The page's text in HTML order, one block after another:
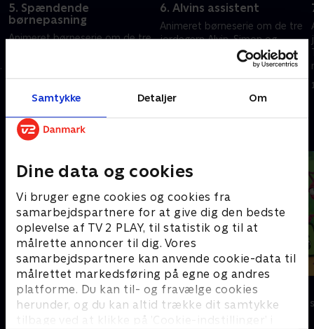
Samtykke Detaljer Om
Dine data og cookies
Vi bruger egne cookies og cookies fra
samarbejdspartnere for at give dig den bedste
oplevelse af TV 2 PLAY, til statistik og til at
målrette annoncer til dig. Vores
samarbejdspartnere kan anvende cookie-data til
målrettet markedsføring på egne og andres
platforme. Du kan til- og fravælge cookies
herunder, og du kan altid trække dit samtykke
tilbage ved at klikke på ’Cookie-indstillinger’ i
5. Spændende
børnepasning
Animeret børneserie om de tre
rockstjerner ved siden af deres
1. maj 2023 • 11 min
6. Alvins assistent
Animeret børneserie om de tre
jordegern Alvin, Simon og
Theodore, der lever et liv som
rockstjerner ved siden af deres
almindelige liv.
Andre så også
Mumitroldene
Børneserier • 1 sæsoner
Antiks
Børneserier • 2